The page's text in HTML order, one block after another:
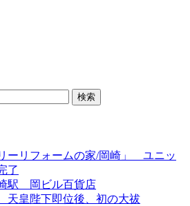
ーリフォームの家/岡崎」 ユニッ
了
駅 岡ビル百貨店
天皇陛下即位後、初の大祓